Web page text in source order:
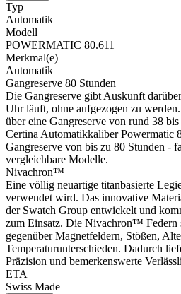
Typ
Automatik
Modell
POWERMATIC 80.611
Merkmal(e)
Automatik
Gangreserve 80 Stunden
Die Gangreserve gibt Auskunft
Uhr läuft, ohne aufgezogen zu
über eine Gangreserve von rund 38
Certina Automatikkaliber Powermatic
Gangreserve von bis zu 80 Stunden -
vergleichbare Modelle.
Nivachron™
Eine völlig neuartige titanbasierte
verwendet wird. Das innovative
der Swatch Group entwickelt und
zum Einsatz. Die Nivachron™ Federn
gegenüber Magnetfeldern, Stößen,
Temperaturunterschieden. Dadurch
Präzision und bemerkenswerte
ETA
Swiss Made